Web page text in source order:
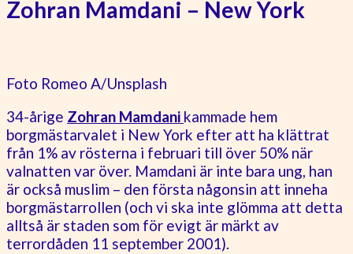
Zohran Mamdani – New York
Foto Romeo A/Unsplash
34-årige Zohran Mamdani kammade hem
borgmästarvalet i New York efter att ha klättrat
från 1% av rösterna i februari till över 50% när
valnatten var över. Mamdani är inte bara ung, han
är också muslim – den första någonsin att inneha
borgmästarrollen (och vi ska inte glömma att detta
alltså är staden som för evigt är märkt av
terrordåden 11 september 2001).